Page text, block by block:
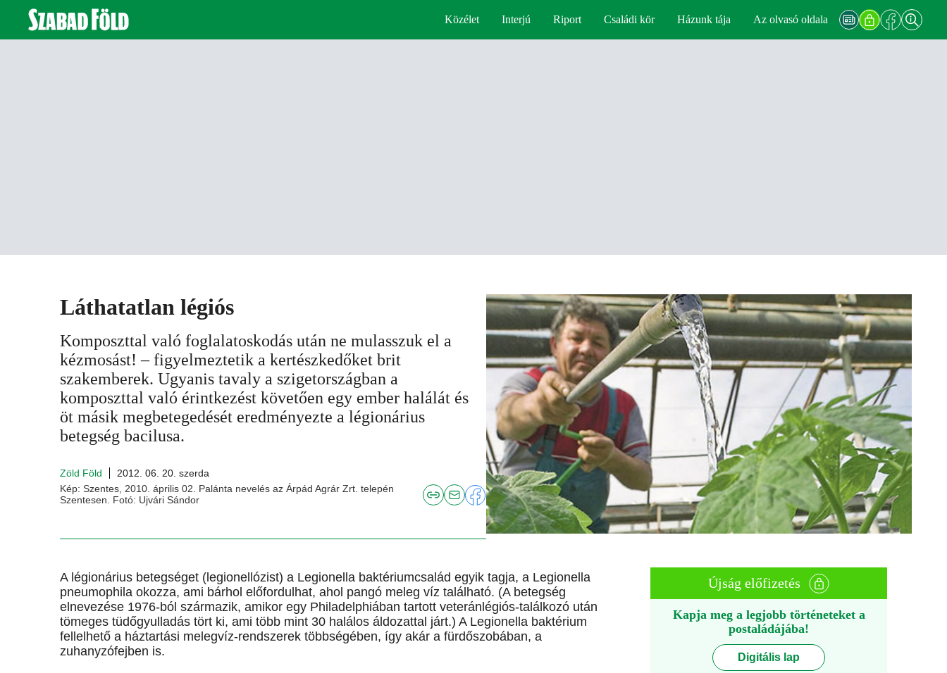
Közélet Interjú Riport Családi kör Házunk tája Az olvasó oldala
Láthatatlan légiós
Komposzttal való foglalatoskodás után ne mulasszuk el a
kézmosást! – figyelmeztetik a kertészkedőket brit
szakemberek. Ugyanis tavaly a szigetországban a
komposzttal való érintkezést követően egy ember halálát és
öt másik megbetegedését eredményezte a légionárius
betegség bacilusa.
Zöld Föld
2012. 06. 20. szerda
Kép: Szentes, 2010. április 02. Palánta nevelés az Árpád Agrár Zrt. telepén
Szentesen. Fotó: Ujvári Sándor
A légionárius betegséget (legionellózist) a Legionella baktériumcsalád egyik tagja, a Legionella
pneumophila okozza, ami bárhol előfordulhat, ahol pangó meleg víz található. (A betegség
elnevezése 1976-ból származik, amikor egy Philadelphiában tartott veteránlégiós-találkozó után
tömeges tüdőgyulladás tört ki, ami több mint 30 halálos áldozattal járt.) A Legionella baktérium
fellelhető a háztartási melegvíz-rendszerek többségében, így akár a fürdőszobában, a
zuhanyzófejben is.
Újság előfizetés
Kapja meg a legjobb történeteket a
postaládájába!
Digitális lap